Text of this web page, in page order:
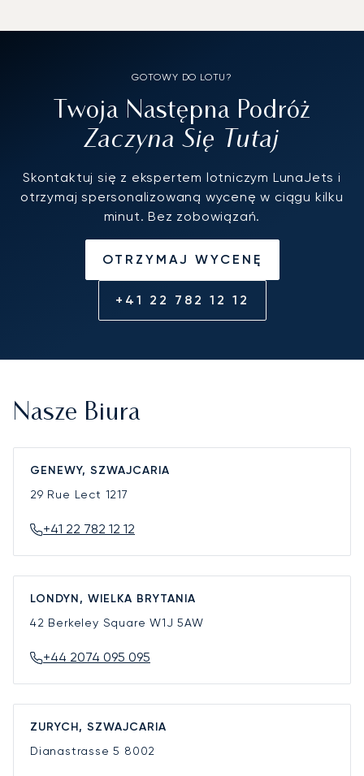
GOTOWY DO LOTU?
Twoja Następna Podróż
Zaczyna Się Tutaj
Skontaktuj się z ekspertem lotniczym LunaJets i
otrzymaj spersonalizowaną wycenę w ciągu kilku
minut. Bez zobowiązań.
OTRZYMAJ WYCENĘ
+41 22 782 12 12
Nasze Biura
GENEWY, SZWAJCARIA
29 Rue Lect 1217
+41 22 782 12 12
LONDYN, WIELKA BRYTANIA
42 Berkeley SquareW1J 5AW
+44 2074 095 095
ZURYCH, SZWAJCARIA
Dianastrasse 5 8002